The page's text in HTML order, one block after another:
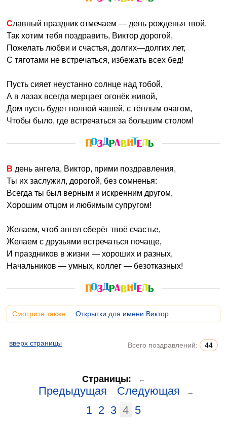
Славный праздник отмечаем — день рожденья твой,
Так хотим тебя поздравить, Виктор дорогой,
Пожелать любви и счастья, долгих—долгих лет,
С тяготами не встречаться, избежать всех бед!
Пусть сияет неустанно солнце над тобой,
А в лазах всегда мерцает огонёк живой,
Дом пусть будет полной чашей, с тёплым очагом,
Чтобы было, где встречаться за большим столом!
В день ангела, Виктор, прими поздравления,
Ты их заслужил, дорогой, без сомненья:
Всегда ты был верным и искренним другом,
Хорошим отцом и любимым супругом!
Желаем, чтоб ангел сберёг твоё счастье,
Желаем с друзьями встречаться почаще,
И праздников в жизни — хороших и разных,
Начальников — умных, коллег — безотказных!
Смотрите также: Открытки для имени Виктор
вверх страницы Всего поздравлений: 44
Страницы: ←
Предыдущая Следующая →
1 2 3 4 5